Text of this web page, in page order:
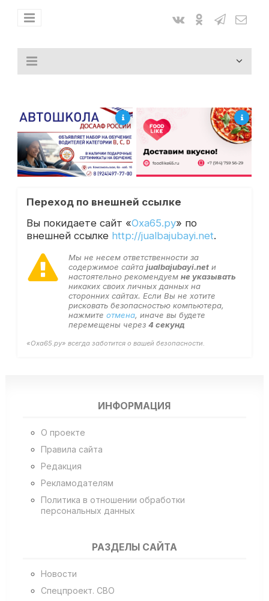
Переход по внешней ссылке
Вы покидаете сайт «Оха65.ру» по
внешней ссылке http://jualbajubayi.net.
Мы не несем ответственности за
содержимое сайта jualbajubayi.netи
настоятельно рекомендуем не указывать
никаких своих личных данных на
сторонних сайтах. Если Вы не хотите
рисковать безопасностью компьютера,
нажмите отмена, иначе вы будете
перемещены через 4 секунд
«Оха65.ру» всегда заботится о вашей безопасности.
ИНФОРМАЦИЯ
О проекте
Правила сайта
Редакция
Рекламодателям
Политика в отношении обработки
персональных данных
РАЗДЕЛЫ САЙТА
Новости
Спецпроект. СВО